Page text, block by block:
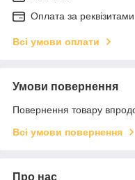
Оплата за реквізитами
Всі умови оплати
Умови повернення
Повернення товару
Всі умови повернення
Про нас